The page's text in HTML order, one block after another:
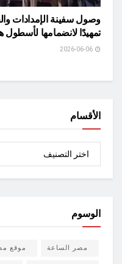
تمهيدًا لانضمامها لأسطول
الأقسام
الأقسام
الوسوم
مصر الساعة موقع